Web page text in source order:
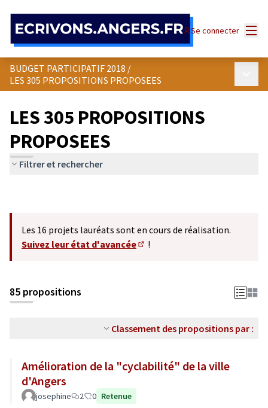
Se connecter
BUDGET PARTICIPATIF 2018 /
LES 305 PROPOSITIONS PROPOSEES
LES 305 PROPOSITIONS
PROPOSEES
Filtrer et rechercher
Les 16 projets lauréats sont en cours de réalisation.
Suivez leur état d'avancée
!
85 propositions
Classement des propositions par :
Amélioration de la "cyclabilité" de la ville
d'Angers
josephine 2 0 Retenue